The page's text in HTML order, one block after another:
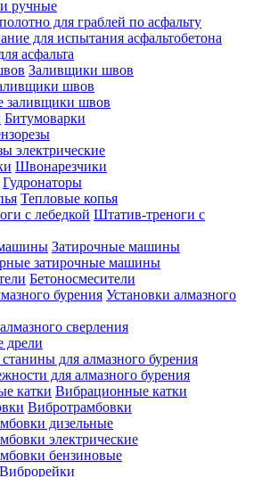
ручные
для граблей по асфальту
для испытания асфальтобетона
асфальта
Заливщики швов
швов
заливщики швов
Битумоварки
электрические
Швонарезчики
Гудронаторы
Тепловые копья
Штатив-треноги с
Затирочные машины
затирочные машины
Бетоносмесители
Установки алмазного
сверления
дрели
для алмазного бурения
для алмазного бурения
Вибрационные катки
Вибротрамбовки
дизельные
электрические
бензиновые
Виброрейки